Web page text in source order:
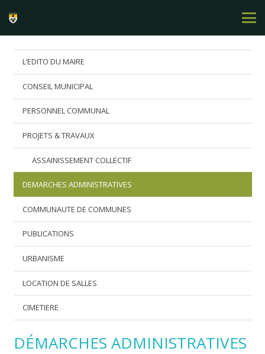
L’EDITO DU MAIRE
CONSEIL MUNICIPAL
PERSONNEL COMMUNAL
PROJETS & TRAVAUX
ASSAINISSEMENT COLLECTIF
DEMARCHES ADMINISTRATIVES
COMMUNAUTE DE COMMUNES
PUBLICATIONS
URBANISME
LOCATION DE SALLES
CIMETIERE
DÉMARCHES ADMINISTRATIVES